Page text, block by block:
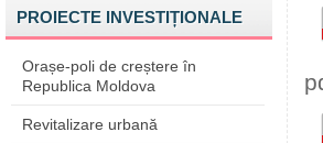
PROIECTE INVESTIȚIONALE
Orașe-poli de creștere în
Republica Moldova
Revitalizare urbană